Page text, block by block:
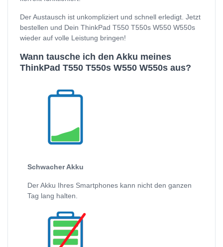
Der Austausch ist unkompliziert und schnell erledigt. Jetzt
bestellen und Dein ThinkPad T550 T550s W550 W550s
wieder auf volle Leistung bringen!
Wann tausche ich den Akku meines
ThinkPad T550 T550s W550 W550s aus?
Schwacher Akku
Der Akku Ihres Smartphones kann nicht den ganzen
Tag lang halten.